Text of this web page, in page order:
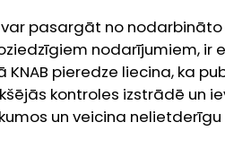
pasargāt no
nodarījumiem, ir
pieredze liecina, ka
kontroles izstrādē un
un veicina nelietderīgu